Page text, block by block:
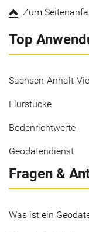
Zum
Top
Sachsen-Anhalt-
Flurstücke
Bodenrichtwerte
Geodatendienst
Fragen &
Was ist ein